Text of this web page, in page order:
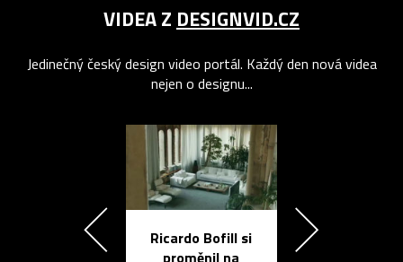
VIDEA Z DESIGNVID.CZ
Jedinečný český design video portál. Každý den nová videa
nejen o designu...
Ricardo Bofill si